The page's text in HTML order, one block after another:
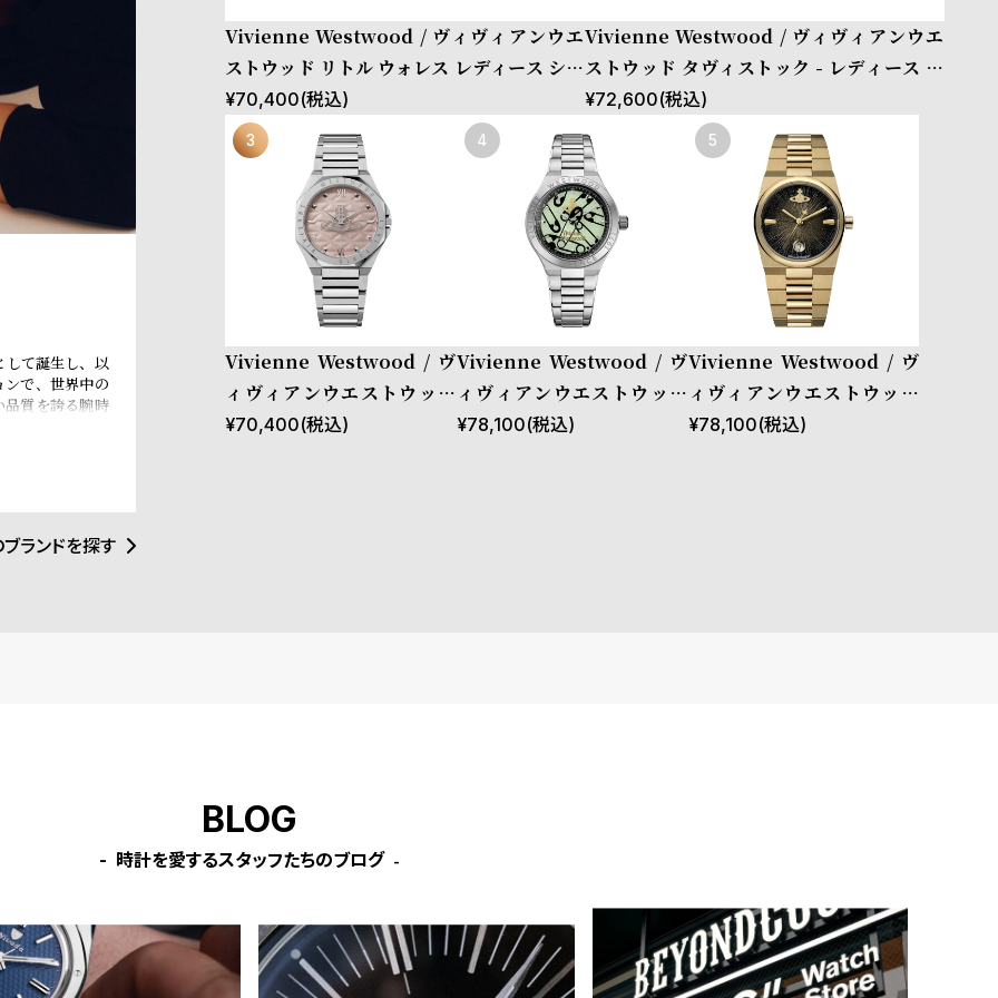
て誕生し、以
で、世界中の
質を誇る腕時
ランドを探す
Vivienne Westwood / ヴィヴィアンウエ
ストウッド リトル ウォレス レディース シャ
ンパン ダイヤル ゴールド ブレスレット
¥70,400(税込)
Vivienne Westwood / ヴィヴィアンウエ
ストウッド タヴィストック - レディース シ
ャンパン サンレイ ダイヤル & ゴールド ブレ
スレット
¥72,600(税込)
Vivienne Westwood / ヴ
ィヴィアンウエストウッド
アルドゲイト - レディース
¥70,400(税込)
Vivienne Westwood / ヴ
ィヴィアンウエストウッド
バーウィック - ライトグリー
¥78,100(税込)
Vivienne Westwood / ヴ
ィヴィアンウエストウッド
ホクストン レディース ブラ
¥78,100(税込)
BLOG
時計を愛するスタッフたちのブログ